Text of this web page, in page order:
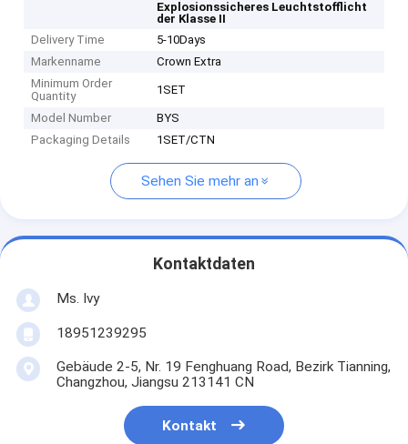
Explosionssicheres Leuchtstofflicht
der Klasse II
Delivery Time
5-10Days
Markenname
Crown Extra
Minimum Order
Quantity
1SET
Model Number
BYS
Packaging Details
1SET/CTN
Sehen Sie mehr an
Kontaktdaten
Ms. Ivy
18951239295
Gebäude 2-5, Nr. 19 Fenghuang Road, Bezirk Tianning,
Changzhou, Jiangsu 213141 CN
Kontakt